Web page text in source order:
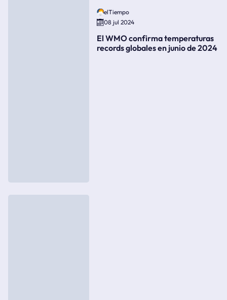
elTiempo
08 jul 2024
El WMO confirma temperaturas
records globales en junio de 2024